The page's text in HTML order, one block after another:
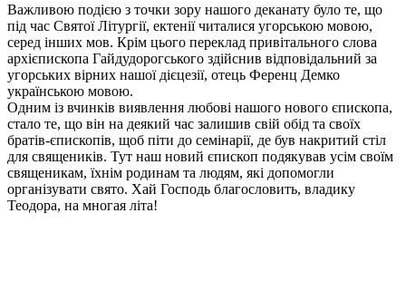
Важливою подією з точки зору нашого деканату було те, що
під час Святої Літургії, ектенії читалися угорською мовою,
серед інших мов. Крім цього переклад привітального слова
архієпископа Гайдудорогського здійснив відповідальний за
угорських вірних нашої дієцезії, отець Ференц Демко
українською мовою.
Одним із вчинків виявлення любові нашого нового єпископа,
стало те, що він на деякий час залишив свій обід та своїх
братів-єпископів, щоб піти до семінарії, де був накритий стіл
для священиків. Тут наш новий єпископ подякував усім своїм
священикам, їхнім родинам та людям, які допомогли
організувати свято. Хай Господь благословить, владику
Теодора, на многая літа!